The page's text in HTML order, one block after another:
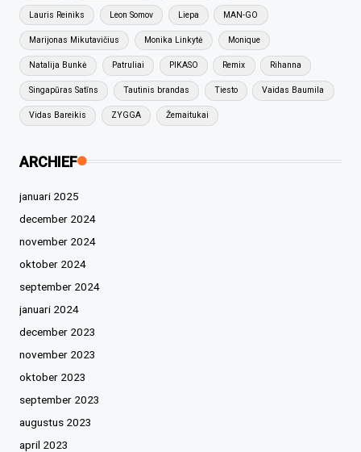
Lauris Reiniks Leon Somov Liepa MAN-GO
Marijonas Mikutavičius Monika Linkytė Monique
Natalija Bunkė Patruliai PIKASO Remix Rihanna
Singapūras Satīns Tautinis brandas Tiesto Vaidas Baumila
Vidas Bareikis ZYGGA Žemaitukai
ARCHIEF
januari 2025
december 2024
november 2024
oktober 2024
september 2024
januari 2024
december 2023
november 2023
oktober 2023
september 2023
augustus 2023
april 2023